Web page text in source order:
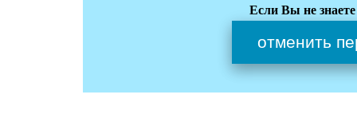
Если Вы не
отменить